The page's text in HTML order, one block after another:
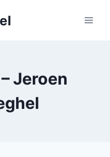
Jeroen